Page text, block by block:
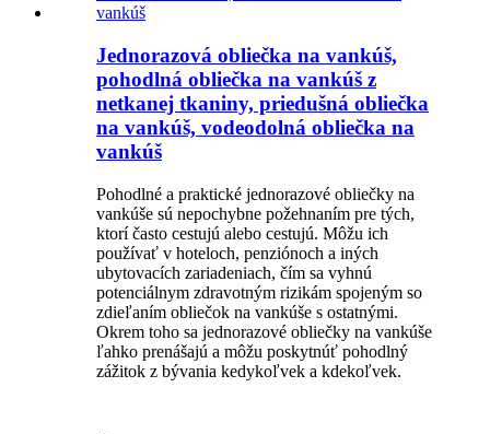
Jednorazová obliečka na vankúš,
pohodlná obliečka na vankúš z
netkanej tkaniny, priedušná obliečka
na vankúš, vodeodolná obliečka na
vankúš
Pohodlné a praktické jednorazové obliečky na
vankúše sú nepochybne požehnaním pre tých,
ktorí často cestujú alebo cestujú. Môžu ich
používať v hoteloch, penziónoch a iných
ubytovacích zariadeniach, čím sa vyhnú
potenciálnym zdravotným rizikám spojeným so
zdieľaním obliečok na vankúše s ostatnými.
Okrem toho sa jednorazové obliečky na vankúše
ľahko prenášajú a môžu poskytnúť pohodlný
zážitok z bývania kedykoľvek a kdekoľvek.